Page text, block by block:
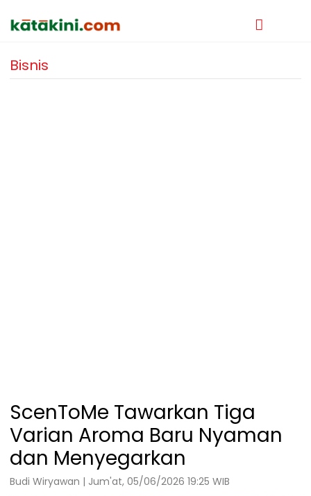
Bisnis
ScenToMe Tawarkan Tiga
Varian Aroma Baru Nyaman
dan Menyegarkan
Budi Wiryawan | Jum'at, 05/06/2026 19:25 WIB